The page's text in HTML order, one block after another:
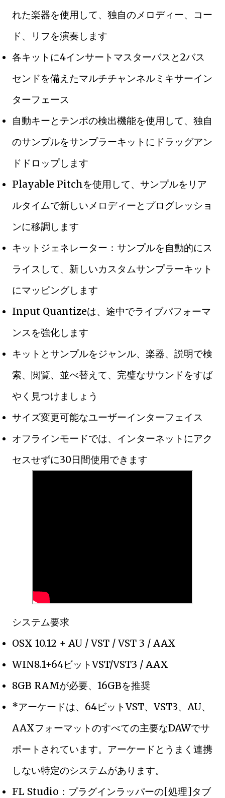
れた楽器を使用して、独自のメロディー、コー
ド、リフを演奏します
各キットに4インサートマスターバスと2バス
センドを備えたマルチチャンネルミキサーイン
ターフェース
自動キーとテンポの検出機能を使用して、独自
のサンプルをサンプラーキットにドラッグアン
ドドロップします
Playable Pitchを使用して、サンプルをリア
ルタイムで新しいメロディーとプログレッショ
ンに移調します
キットジェネレーター：サンプルを自動的にス
ライスして、新しいカスタムサンプラーキット
にマッピングします
Input Quantizeは、途中でライブパフォーマ
ンスを強化します
キットとサンプルをジャンル、楽器、説明で検
索、閲覧、並べ替えて、完璧なサウンドをすば
やく見つけましょう
サイズ変更可能なユーザーインターフェイス
オフラインモードでは、インターネットにアク
セスせずに30日間使用できます
システム要求
OSX 10.12 + AU / VST / VST 3 / AAX
WIN8.1+64ビットVST/VST3 / AAX
8GB RAMが必要、16GBを推奨
*アーケードは、64ビットVST、VST3、AU、
AAXフォーマットのすべての主要なDAWでサ
ポートされています。アーケードとうまく連携
しない特定のシステムがあります。
FL Studio：プラグインラッパーの[処理]タブ